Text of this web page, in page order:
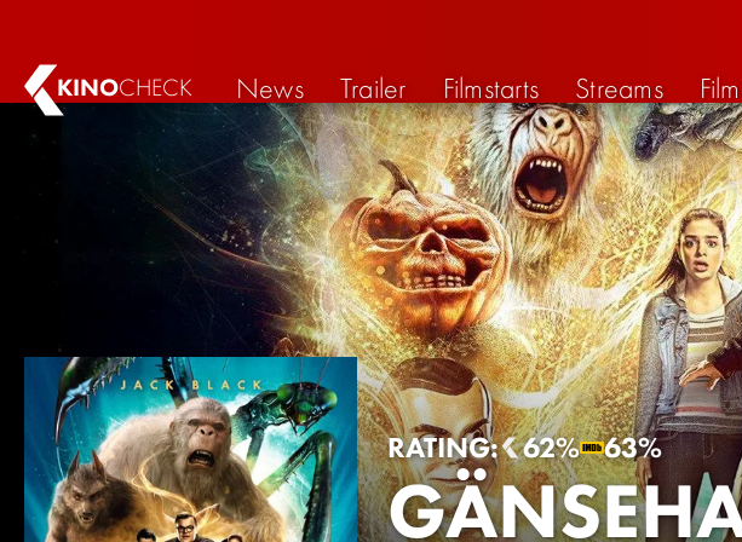
KINOCHECK News Trailer Filmstarts Streams
RATING: 62% 63%